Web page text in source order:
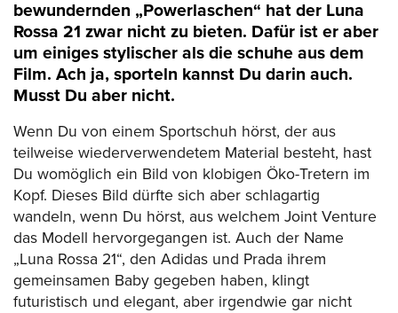
bewundernden „Powerlaschen“ hat der Luna
Rossa 21 zwar nicht zu bieten. Dafür ist er aber
um einiges stylischer als die schuhe aus dem
Film. Ach ja, sporteln kannst Du darin auch.
Musst Du aber nicht.
Wenn Du von einem Sportschuh hörst, der aus
teilweise wiederverwendetem Material besteht, hast
Du womöglich ein Bild von klobigen Öko-Tretern im
Kopf. Dieses Bild dürfte sich aber schlagartig
wandeln, wenn Du hörst, aus welchem Joint Venture
das Modell hervorgegangen ist. Auch der Name
„Luna Rossa 21“, den Adidas und Prada ihrem
gemeinsamen Baby gegeben haben, klingt
futuristisch und elegant, aber irgendwie gar nicht